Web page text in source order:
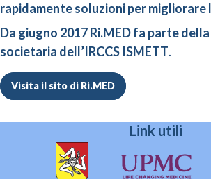
rapidamente soluzioni per migliorare
Da giugno 2017 Ri.MED fa parte
societaria dell’IRCCS ISMETT.
Visita il sito di Ri.MED
Link utili